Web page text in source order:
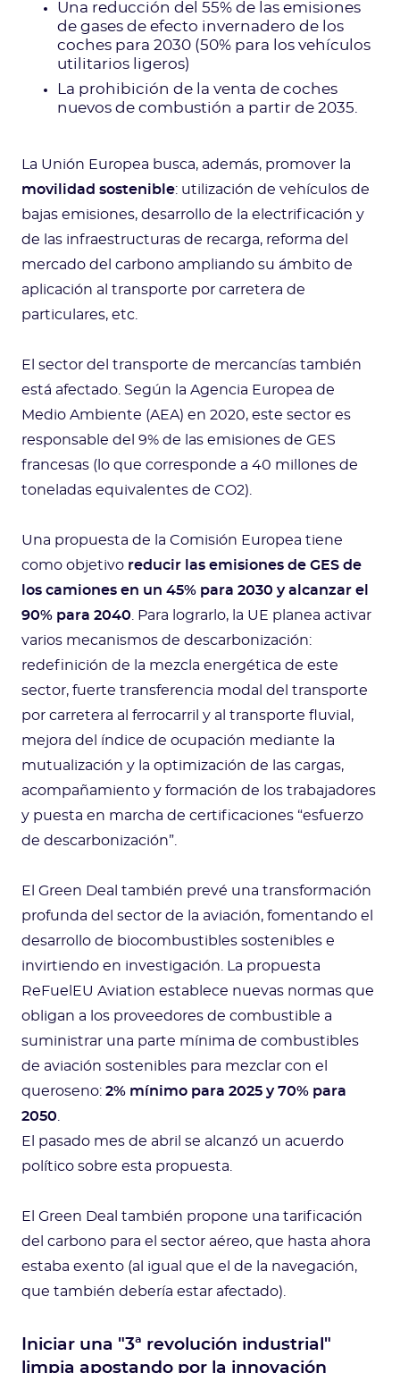
Una reducción del 55% de las emisiones
de gases de efecto invernadero de los
coches para 2030 (50% para los vehículos
utilitarios ligeros)
La prohibición de la venta de coches
nuevos de combustión a partir de 2035.
La Unión Europea busca, además, promover la
movilidad sostenible: utilización de vehículos de
bajas emisiones, desarrollo de la electrificación y
de las infraestructuras de recarga, reforma del
mercado del carbono ampliando su ámbito de
aplicación al transporte por carretera de
particulares, etc.
El sector del transporte de mercancías también
está afectado. Según la Agencia Europea de
Medio Ambiente (AEA) en 2020, este sector es
responsable del 9% de las emisiones de GES
francesas (lo que corresponde a 40 millones de
toneladas equivalentes de CO2).
Una propuesta de la Comisión Europea tiene
como objetivo reducir las emisiones de GES de
los camiones en un 45% para 2030 y alcanzar el
90% para 2040 . Para lograrlo, la UE planea activar
varios mecanismos de descarbonización:
redefinición de la mezcla energética de este
sector, fuerte transferencia modal del transporte
por carretera al ferrocarril y al transporte fluvial,
mejora del índice de ocupación mediante la
mutualización y la optimización de las cargas,
acompañamiento y formación de los trabajadores
y puesta en marcha de certificaciones “esfuerzo
de descarbonización”.
El Green Deal también prevé una transformación
profunda del sector de la aviación, fomentando el
desarrollo de biocombustibles sostenibles e
invirtiendo en investigación. La propuesta
ReFuelEU Aviation establece nuevas normas que
obligan a los proveedores de combustible a
suministrar una parte mínima de combustibles
de aviación sostenibles para mezclar con el
queroseno: 2% mínimo para 2025 y 70% para
2050
El pasado mes de abril se alcanzó un acuerdo
político sobre esta propuesta.
El Green Deal también propone una tarificación
del carbono para el sector aéreo, que hasta ahora
estaba exento (al igual que el de la navegación,
que también debería estar afectado).
Iniciar una "3ª revolución industrial"
limpia apostando por la innovación